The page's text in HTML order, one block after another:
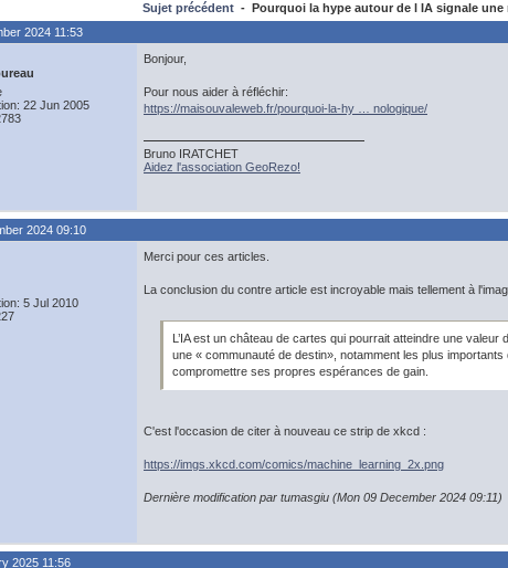
Sujet précédent - Pourquoi la hype autour de l IA signale
2024 11:53
22 Jun 2005
Bonjour,
Pour nous aider à réfléchir:
https://maisouvaleweb.fr/pourquoi-la-hy … nologique/
Bruno IRATCHET
Aidez l'association GeoRezo!
2024 09:10
5 Jul 2010
Merci pour ces articles.
La conclusion du contre article est incroyable mais tellement à
L’IA est un château de cartes qui pourrait atteindre une
une « communauté de destin», notamment les plus
compromettre ses propres espérances de gain.
C'est l'occasion de citer à nouveau ce strip de xkcd :
https://imgs.xkcd.com/comics/machine_learning_2x.png
Dernière modification par tumasgiu (Mon 09 December 2024 09:11)
2025 11:56